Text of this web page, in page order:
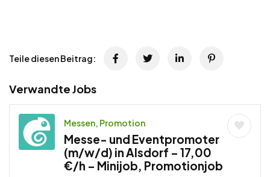
Teile diesen Beitrag:
Verwandte Jobs
Messen, Promotion
Messe- und Eventpromoter
(m/w/d) in Alsdorf – 17,00
€/h – Minijob, Promotionjob